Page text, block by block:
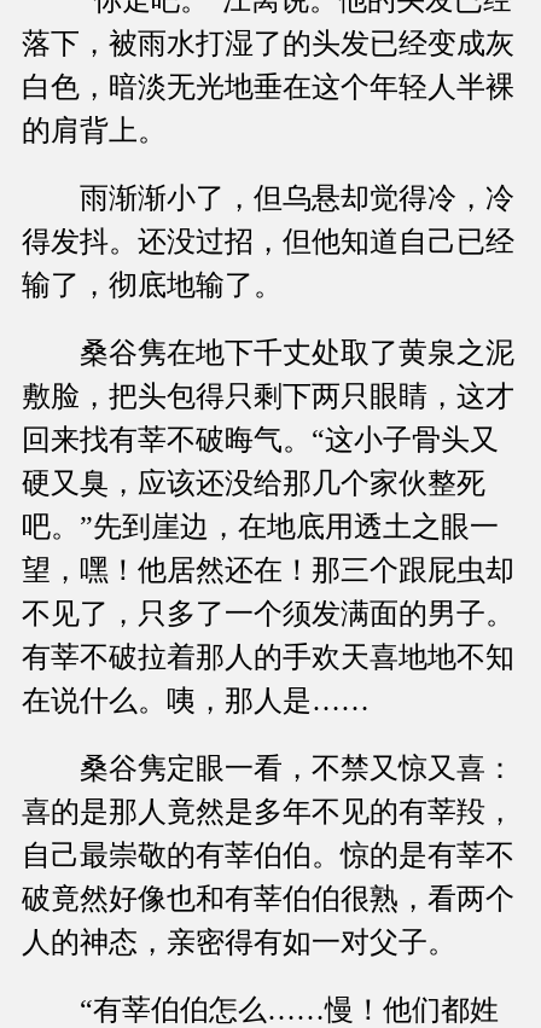
落下，被雨水打湿了的头发已经变成灰
白色，暗淡无光地垂在这个年轻人半裸
的肩背上。
雨渐渐小了，但乌悬却觉得冷，冷
得发抖。还没过招，但他知道自己已经
输了，彻底地输了。
桑谷隽在地下千丈处取了黄泉之泥
敷脸，把头包得只剩下两只眼睛，这才
回来找有莘不破晦气。“这小子骨头又
硬又臭，应该还没给那几个家伙整死
吧。”先到崖边，在地底用透土之眼一
望，嘿！他居然还在！那三个跟屁虫却
不见了，只多了一个须发满面的男子。
有莘不破拉着那人的手欢天喜地地不知
在说什么。咦，那人是……
桑谷隽定眼一看，不禁又惊又喜：
喜的是那人竟然是多年不见的有莘羖，
自己最崇敬的有莘伯伯。惊的是有莘不
破竟然好像也和有莘伯伯很熟，看两个
人的神态，亲密得有如一对父子。
“有莘伯伯怎么……慢！他们都姓